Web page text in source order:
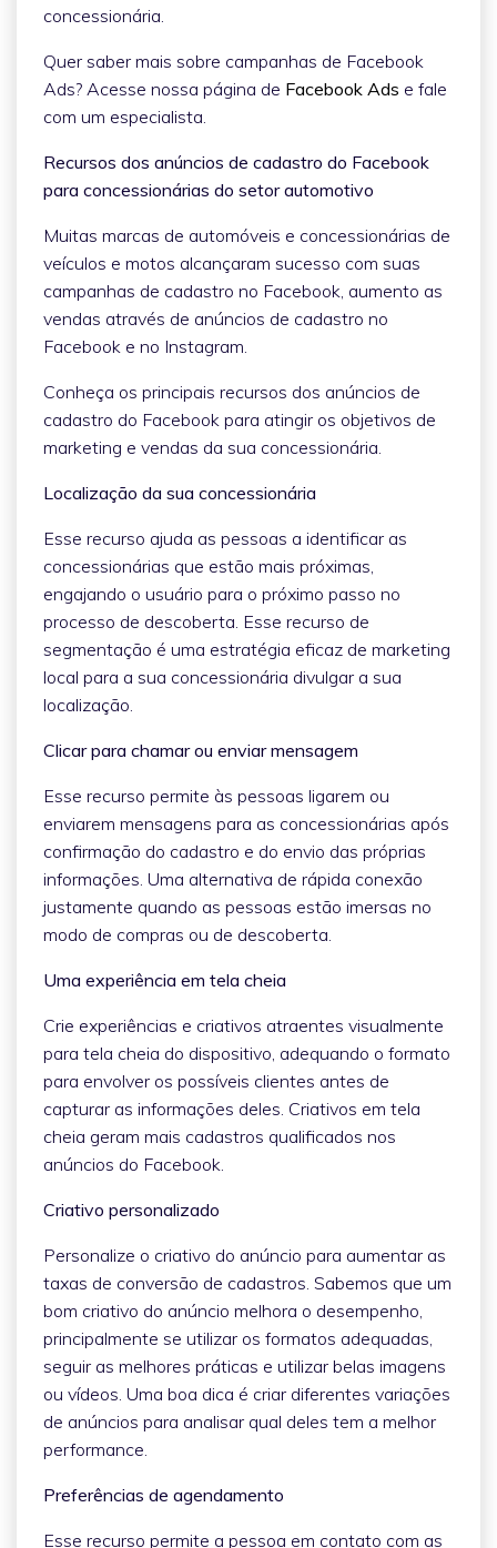
concessionária.
Quer saber mais sobre campanhas de Facebook
Ads? Acesse nossa página de Facebook Ads e fale
com um especialista.
Recursos dos anúncios de cadastro do Facebook
para concessionárias do setor automotivo
Muitas marcas de automóveis e concessionárias de
veículos e motos alcançaram sucesso com suas
campanhas de cadastro no Facebook, aumento as
vendas através de anúncios de cadastro no
Facebook e no Instagram.
Conheça os principais recursos dos anúncios de
cadastro do Facebook para atingir os objetivos de
marketing e vendas da sua concessionária.
Localização da sua concessionária
Esse recurso ajuda as pessoas a identificar as
concessionárias que estão mais próximas,
engajando o usuário para o próximo passo no
processo de descoberta. Esse recurso de
segmentação é uma estratégia eficaz de marketing
local para a sua concessionária divulgar a sua
localização.
Clicar para chamar ou enviar mensagem
Esse recurso permite às pessoas ligarem ou
enviarem mensagens para as concessionárias após
confirmação do cadastro e do envio das próprias
informações. Uma alternativa de rápida conexão
justamente quando as pessoas estão imersas no
modo de compras ou de descoberta.
Uma experiência em tela cheia
Crie experiências e criativos atraentes visualmente
para tela cheia do dispositivo, adequando o formato
para envolver os possíveis clientes antes de
capturar as informações deles. Criativos em tela
cheia geram mais cadastros qualificados nos
anúncios do Facebook.
Criativo personalizado
Personalize o criativo do anúncio para aumentar as
taxas de conversão de cadastros. Sabemos que um
bom criativo do anúncio melhora o desempenho,
principalmente se utilizar os formatos adequadas,
seguir as melhores práticas e utilizar belas imagens
ou vídeos. Uma boa dica é criar diferentes variações
de anúncios para analisar qual deles tem a melhor
performance.
Preferências de agendamento
Esse recurso permite a pessoa em contato com as